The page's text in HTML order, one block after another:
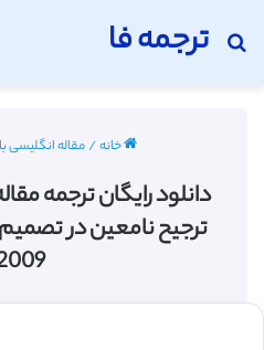
ترجمه فا
جستجو برای
خانه/مقاله انگلیسی
دانلود رایگان ترجمه
ترجیح نامعین در